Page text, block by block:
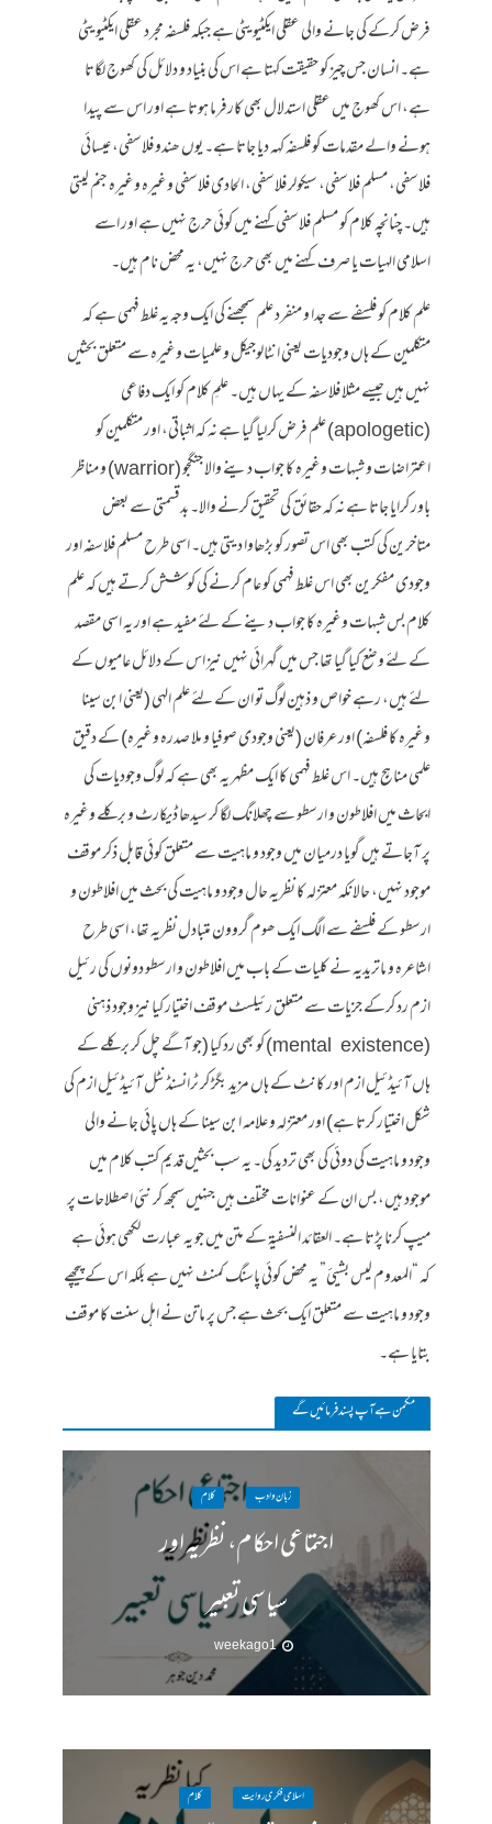
فرض کرکے کی جانے والی عقلی ایکٹیویٹی ہے جبکہ فلسفہ مجرد عقلی ایکٹیویٹی
ہے۔ انسان جس چیز کو حقیقت کہتا ہے اس کی بنیاد و دلائل کی کھوج لگاتا
ہے، اس کھوج میں عقلی استدلال بھی کارفرما ہوتا ہے اور اس سے پیدا
ہونے والے مقدمات کو فلسفہ کہہ دیا جاتا ہے۔ یوں ھندو فلاسفی، عیسائی
فلاسفی، مسلم فلاسفی، سیکولر فلاسفی، الحادی فلاسفی وغیرہ وغیرہ جنم لیتی
ہیں۔ چنانچہ کلام کو مسلم فلاسفی کہنے میں کوئی حرج نہیں ہے اور اسے
اسلامی الہیات یا صرف کہنے میں بھی حرج نہیں، یہ محض نام ہیں۔
علم کلام کو فلسفے سے جدا و منفرد علم سمجھنے کی ایک وجہ یہ غلط فہمی ہے کہ
متکلمین کے ہاں وجودیات یعنی انٹالوجیکل و علمیات وغیرہ سے متعلق بحثیں
نہیں ہیں جیسے مثلا فلاسفہ کے یہاں ہیں۔ علمِ کلام کو ایک دفاعی
(apologetic) علم فرض کرلیا گیا ہے نہ کہ اثباتی، اور متکلمین کو
اعتراضات و شبہات وغیرہ کا جواب دینے والا جنگجو (warrior) و مناظر
باور کرایا جاتا ہے نہ کہ حقائق کی تحقیق کرنے والا۔ بدقسمتی سے بعض
متاخرین کی کتب بھی اس تصور کو بڑھاوا دیتی ہیں۔ اسی طرح مسلم فلاسفہ اور
وجودی مفکرین بھی اس غلط فہمی کو عام کرنے کی کوشش کرتے ہیں کہ علم
کلام بس شبہات وغیرہ کا جواب دینے کے لئے مفید ہے اور یہ اسی مقصد
کے لئے وضع کیا گیا تھا جس میں گہرائی نہیں نیز اس کے دلائل عامیوں کے
لئے ہیں، رہے خواص و ذہین لوگ تو ان کے لئے علم الہی (یعنی ابن سینا
وغیرہ کا فلسفہ) اور عرفان (یعنی وجودی صوفیا و ملا صدرہ وغیرہ) کے دقیق
علمی مناہج ہیں۔ اس غلط فہمی کا ایک مظہر یہ بھی ہے کہ لوگ وجودیات کی
ابحاث میں افلاطون و ارسطو سے چھلانگ لگا کر سیدھا ڈیکارٹ و برکلے وغیرہ
پر آجاتے ہیں گویا درمیان میں وجود و ماہیت سے متعلق کوئی قابل ذکر موقف
موجود نہیں، حالانکہ معتزلہ کا نظریہ حال وجود و ماہیت کی بحث میں افلاطون و
ارسطو کے فلسفے سے الگ ایک ھوم گروون متبادل نظریہ تھا، اسی طرح
اشاعرہ و ماتریدیہ نے کلیات کے باب میں افلاطون و ارسطو دونوں کی رئیل
ازم رد کرکے جزیات سے متعلق رئیلسٹ موقف اختیار کیا نیز وجود ذہنی
(mental existence) کو بھی رد کیا (جو آگے چل کر برکلے کے
ہاں آئیڈئیل ازم اور کانٹ کے ہاں مزید بگڑ کر ٹرانسنڈنٹل آئیڈئیل ازم کی
شکل اختیار کرتا ہے) اور معتزلہ و علامہ ابن سینا کے ہاں پائی جانے والی
وجود و ماہیت کی دوئی کی بھی تردید کی۔ یہ سب بحثیں قدیم کتب کلام میں
موجود ہیں، بس ان کے عنوانات مختلف ہیں جنہیں سمجھ کر نئی اصطلاحات پر
میپ کرنا پڑتا ہے۔ العقائد النسفیة کے متن میں جو یہ عبارت لکھی ہوئی ہے
کہ “المعدوم لیس بشیئ” یہ محض کوئی پاسنگ کمنٹ نہیں ہے بلکہ اس کے پیچھے
وجود و ماہیت سے متعلق ایک بحث ہے جس پر ماتن نے اہل سنت کا موقف
بتایا ہے۔
مکمن ہےآپ پسند فرمائیں گے
زبان وادب کلام
اجتماعی احکام، نظریہ اور
سیاسی تعبیر
1 week ago
اسلامی فکری روایت کلام